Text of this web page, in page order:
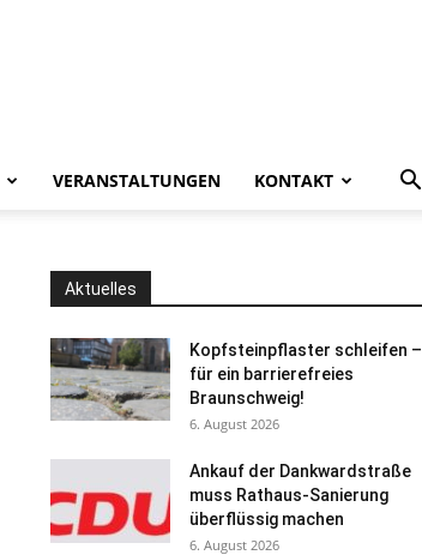
VERANSTALTUNGEN KONTAKT
Aktuelles
Kopfsteinpflaster schleifen –
für ein barrierefreies
Braunschweig!
6. August 2026
Ankauf der Dankwardstraße
muss Rathaus-Sanierung
überflüssig machen
6. August 2026